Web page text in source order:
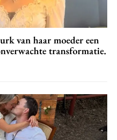
van haar moeder een
transformatie.